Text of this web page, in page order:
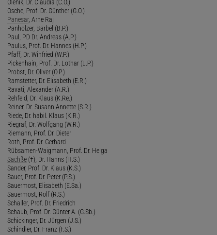
Olenik, Dr. Claudia (C.O.)
Osche, Prof. Dr. Günther (G.O.)
Panesar, Arne Raj
Panholzer, Bärbel (B.P.)
Paul, PD Dr. Andreas (A.P.)
Paulus, Prof. Dr. Hannes (H.P.)
Pfaff, Dr. Winfried (W.P.)
Pickenhain, Prof. Dr. Lothar (L.P.)
Probst, Dr. Oliver (O.P.)
Ramstetter, Dr. Elisabeth (E.R.)
Ravati, Alexander (A.R.)
Rehfeld, Dr. Klaus (K.Re.)
Reiner, Dr. Susann Annette (S.R.)
Riede, Dr. habil. Klaus (K.R.)
Riegraf, Dr. Wolfgang (W.R.)
Riemann, Prof. Dr. Dieter
Roth, Prof. Dr. Gerhard
Rübsamen-Waigmann, Prof. Dr. Helga
Sachße (†), Dr. Hanns (H.S.)
Sander, Prof. Dr. Klaus (K.S.)
Sauer, Prof. Dr. Peter (P.S.)
Sauermost, Elisabeth (E.Sa.)
Sauermost, Rolf (R.S.)
Schaller, Prof. Dr. Friedrich
Schaub, Prof. Dr. Günter A. (G.Sb.)
Schickinger, Dr. Jürgen (J.S.)
Schindler, Dr. Franz (F.S.)